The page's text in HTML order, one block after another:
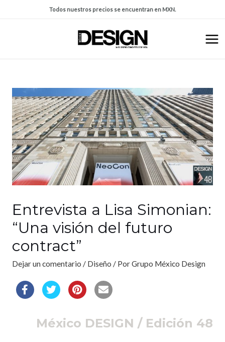
Todos nuestros precios se encuentran en MXN.
Entrevista a Lisa Simonian:
“Una visión del futuro
contract”
Dejar un comentario / Diseño / PorGrupo México Design
México DESIGN / Edición 48